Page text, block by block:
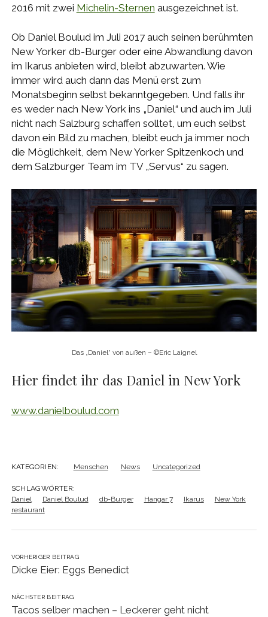
2016 mit zwei Michelin-Sternen ausgezeichnet ist.
Ob Daniel Boulud im Juli 2017 auch seinen berühmten
New Yorker db-Burger oder eine Abwandlung davon
im Ikarus anbieten wird, bleibt abzuwarten. Wie
immer wird auch dann das Menü erst zum
Monatsbeginn selbst bekanntgegeben. Und falls ihr
es weder nach New York ins „Daniel“ und auch im Juli
nicht nach Salzburg schaffen solltet, um euch selbst
davon ein Bild zu machen, bleibt euch ja immer noch
die Möglichkeit, dem New Yorker Spitzenkoch und
dem Salzburger Team im TV „Servus“ zu sagen.
Das „Daniel“ von außen – ©Eric Laignel
Hier findet ihr das Daniel in New York
www.danielboulud.com
KATEGORIEN: Menschen News Uncategorized
SCHLAGWÖRTER:
Daniel
Daniel Boulud db-Burger Hangar 7 Ikarus
New York
restaurant
VORHERIGER BEITRAG
Dicke Eier: Eggs Benedict
NÄCHSTER BEITRAG
Tacos selber machen – Leckerer geht nicht